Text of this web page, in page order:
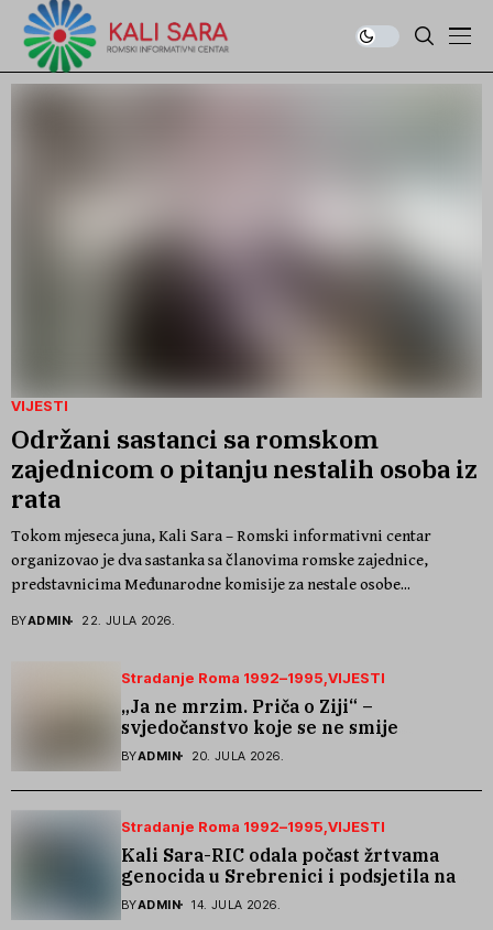
VIJESTI
Održani sastanci sa romskom
zajednicom o pitanju nestalih osoba iz
rata
Tokom mjeseca juna, Kali Sara – Romski informativni centar
organizovao je dva sastanka sa članovima romske zajednice,
predstavnicima Međunarodne komisije za nestale osobe...
BYADMIN 22. JULA 2026.
Stradanje Roma 1992–1995 VIJESTI
„Ja ne mrzim. Priča o Ziji“ –
svjedočanstvo koje se ne smije
zaboraviti
BYADMIN 20. JULA 2026.
Stradanje Roma 1992–1995 VIJESTI
Kali Sara-RIC odala počast žrtvama
genocida u Srebrenici i podsjetila na
stradanje Roma iz Skočića
BYADMIN 14. JULA 2026.